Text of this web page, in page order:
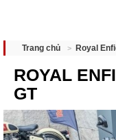
Trang chủ Royal
ROYAL
GT